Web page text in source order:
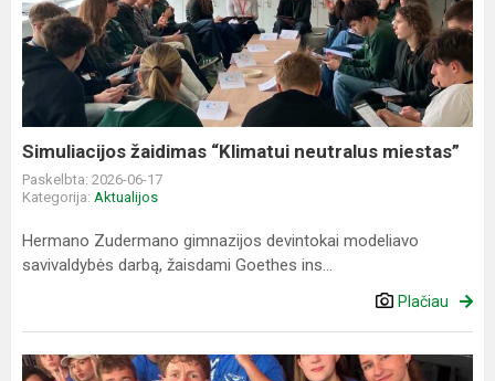
“Klimatui
neutralus
miestas”
Simuliacijos žaidimas “Klimatui neutralus miestas”
Paskelbta: 2026-06-17
Kategorija: Aktualijos
Hermano Zudermano gimnazijos devintokai modeliavo
savivaldybės darbą, žaisdami Goethes ins...
Plačiau
Bendradarbiavimas